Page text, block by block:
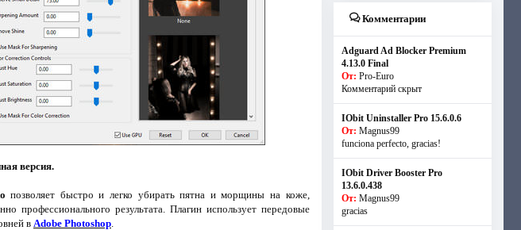
версия.
позволяет быстро и легко убирать пятна и морщины на коже,
результата. Плагин использует передовые
в Adobe Photoshop.
Комментарии
Adguard Ad Blocker Premium
4.13.0 Final
От: Pro-Euro
Комментарий скрыт
IObit Uninstaller Pro 15.6.0.6
От: Magnus99
funciona perfecto, gracias!
IObit Driver Booster Pro
13.6.0.438
От: Magnus99
gracias